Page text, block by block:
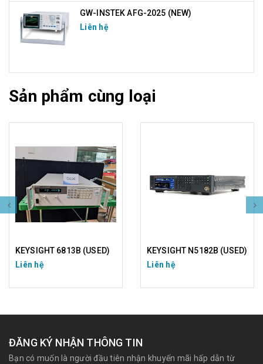
GW-INSTEK AFG-2025 (NEW)
Liên hệ
Sản phẩm cùng loại
KEYSIGHT 6813B (USED)
Liên hệ
KEYSIGHT N5182B (USED)
Liên hệ
ĐĂNG KÝ NHẬN THÔNG TIN
Bạn có muốn là người đầu tiên nhận khuyến mãi hấp dẫn từ